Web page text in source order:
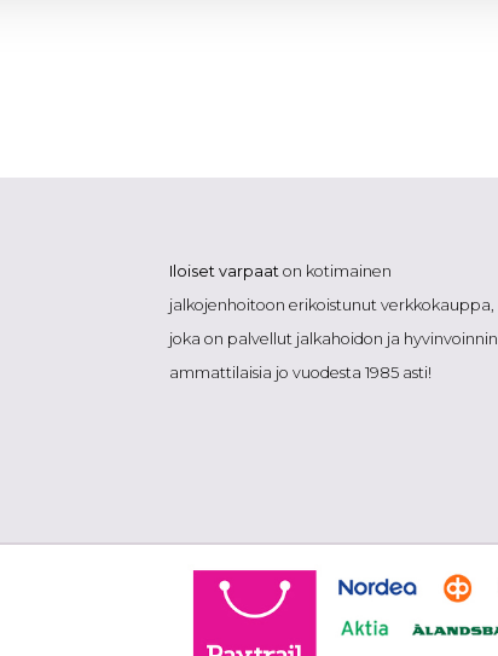
Iloiset varpaaton kotimainen
jalkojenhoitoon erikoistunut verkkokauppa,
joka on palvellut jalkahoidon ja hyvinvoinnin
ammattilaisia jo vuodesta 1985 asti!